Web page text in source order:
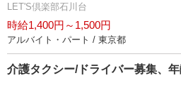
LET'S倶楽部石川台
時給1,400円～1,500円
アルバイト・パート / 東京都
介護タクシー/ドライバー募集、年